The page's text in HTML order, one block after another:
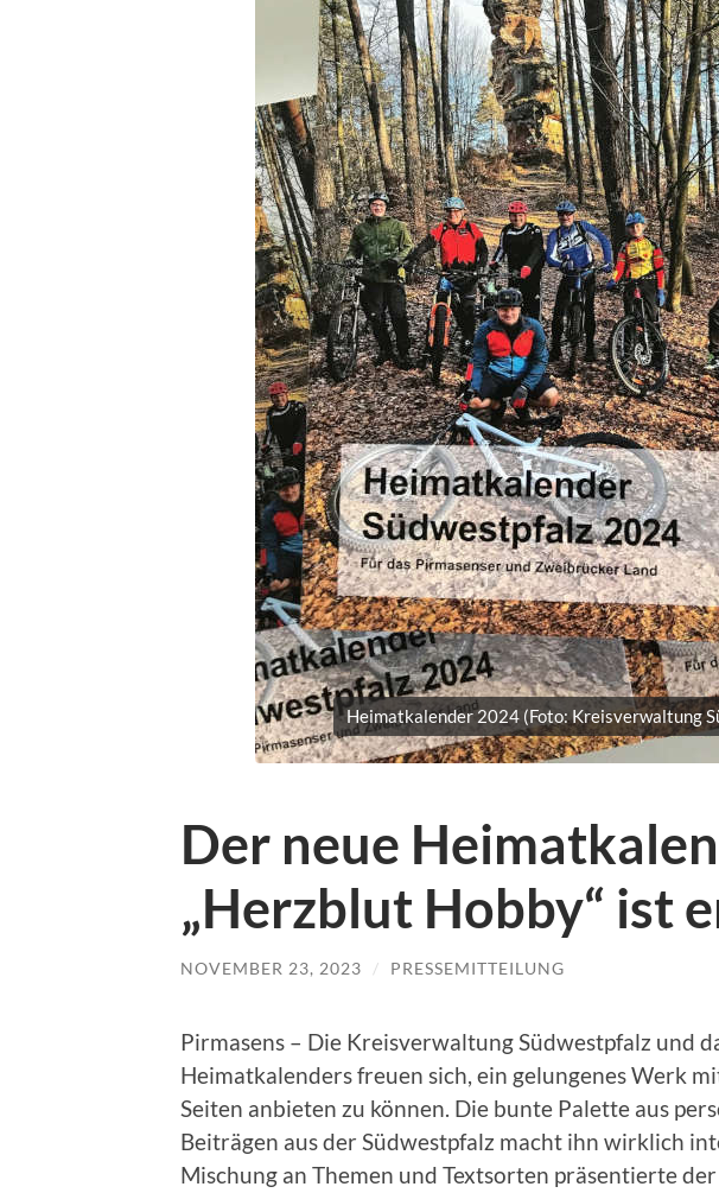
Heimatkalender 2024 (Foto: Kreisverwaltung
Der neue
„Herzblut Hobby“ ist
NOVEMBER 23, 2023 / PRESSEMITTEILUNG
Pirmasens – Die Kreisverwaltung Südwestpfalz und
Heimatkalenders freuen sich, ein gelungenes Werk
Seiten anbieten zu können. Die bunte Palette aus
Beiträgen aus der Südwestpfalz macht ihn wirklich
Mischung an Themen und Textsorten präsentierte